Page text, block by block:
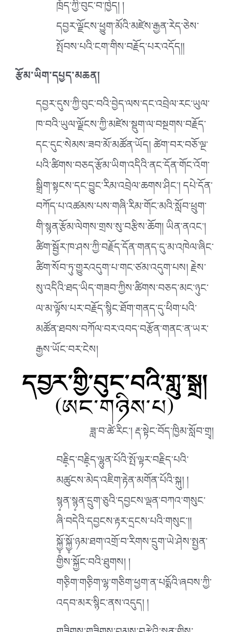
ཁྲོད་ཀྱི་བུང་བ་ཁྱེད། །
དབྱར་ལྗོངས་ཕྱུག་མོའི་མཛེས་རྒྱན་རེད་ཅེས་
སྤོབས་པའི་ངག་གིས་བརྗོད་པར་འདོད།།
རྩོམ་ཡིག་དཔྱད་མཆན།
དབྱར་དུས་ཀྱི་བུང་བའི་བྱེད་ལས་དང་འབྲེལ་རང་ཡུལ་
ཁ་བའི་ཡུལ་ལྗོངས་ཀྱི་མཛེས་སྡུག་ལ་བསྔགས་བརྗོད་
དང་དུང་སེམས་ཟབ་མོ་མཚོན་ཡོད། ཚེག་བར་བཅོ་ལྔ་
པའི་ཚིགས་བཅད་རྩོམ་ཡིག་འདིའི་ནང་དོན་གོང་འོག་
སྒྲིག་སྟངས་དང་བྱུང་རིམ་འབྲེལ་ཆགས་ཤིང༌། དཔེ་དོན་
བཀོད་པ་འཚམས་པས་གཞི་རིམ་གོང་མའི་སློབ་ཕྲུག་
གི་སྙན་རྩོམ་ལེགས་གྲས་སུ་བརྩིས་ཆོག། ཡིན་ནའང༌།
ཚིག་སྦྱོར་ཁ་ཤས་ཀྱི་བརྗོད་དོན་གནད་དུ་མ་འཁེལ་ཞིང་
ཚིག་སོབ་ཏུ་གྱུརའདུག་པ་གང་ཙམ་འདུག་པས། རྗེས་
སུ་འདིའི་ཐད་ཡིད་གཟབ་ཀྱིས་ཚིགས་བཅད་མང་ཉུང་
ལ་མ་ལྟོས་པར་བརྗོད་སྙིང་ཐོག་གནད་དུ་ཕིག་པའི་
མཚོན་ཐབས་བཀོལ་བར་འབད་བརྩོན་གནང་ན་ཡར་
རྒྱས་ཡོང་བར་ངེས།
དབྱར་གྱི་བུང་བའི་གླུ་སྒྲ།
(ཨང་གཉིས་པ)
ཟླ་བ་ཚེ་རིང༌། རྡ་སྟེང་བོད་ཁྱིམ་སློབ་གྲྭ།
བརྗི༷ད་བརྗི༷ད་ལྷུན་པོའི་སྤོ་ལྟར་བརྗིད་པའི་
མཚུངས་མེད་འཇིག་རྟེན་མགོན་པོའི་སྐུ། །
སྙ༷ན་སྙ༷ན་དྲུག་ཅུའི་དབྱངས་ལྡན་བཀའ་གསུང་
ཞི་བདེའི་དབྱངས་རྟར་དྲངས་པའི་གསུང༌།།
སྐྱོ༷་སྐྱོ༷་ཉམ་ཐག་འགྲོ་བ་རིགས་དྲུག་ཡེ་ཤེས་སྤྱན་
གྱིས་སྐྱོང་བའི་ཐུགས། །
གཅི༷ག་གཅི༷ག་ལྷ་གཅིག་ཕྱག་ན་པདྨོའི་ཞབས་ཀྱི་
འདབ་མར་སྙིང་ནས་འདུད། །